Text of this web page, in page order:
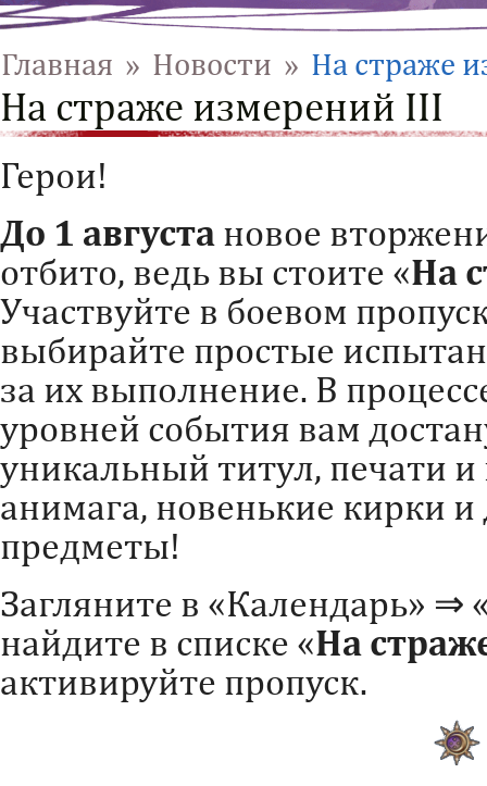
Главная » Новости » На страже
На страже измерений III
Герои!
До 1 августа новое
отбито, ведь вы стоите «На
Участвуйте в боевом
выбирайте простые
за их выполнение. В
уровней события вам
уникальный титул, печати
анимага, новенькие кирки
предметы!
Загляните в «Календарь» ⇒
найдите в списке «На
активируйте пропуск.